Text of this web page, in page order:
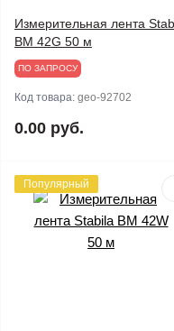
Измерительная лента
BM 42G 50 м
ПО ЗАПРОСУ
Код товара: geo-92702
0.00 руб.
Популярный